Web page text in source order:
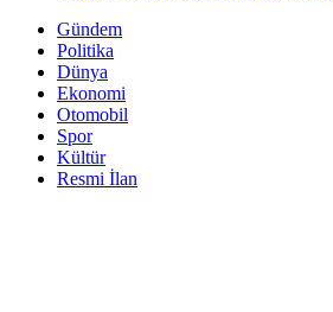
Gündem
Politika
Dünya
Ekonomi
Otomobil
Spor
Kültür
Resmi İlan